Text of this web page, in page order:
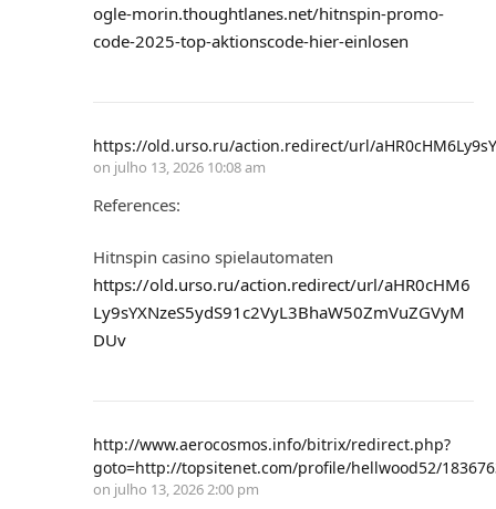
ogle-morin.thoughtlanes.net/hitnspin-promo-
code-2025-top-aktionscode-hier-einlosen
https://old.urso.ru/action.redirect/url/
on julho 13, 2026 10:08 am
References:
Hitnspin casino spielautomaten
https://old.urso.ru/action.redirect/url/aHR0cHM6
Ly9sYXNzeS5ydS91c2VyL3BhaW50ZmVuZGVyM
DUv
http://www.aerocosmos.info/bitrix/redirect.php?
goto=http://topsitenet.com/profile/hellwood52/
on julho 13, 2026 2:00 pm